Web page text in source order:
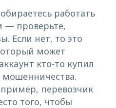
работать
— проверьте,
Если нет, то это
может
кто-то купил
мошенничества.
перевозчик
того, чтобы